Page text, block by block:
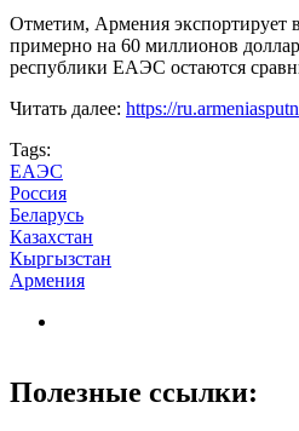
Отметим, Армения
примерно на 60 миллионов
республики ЕАЭС остаются
Читать далее: https://
Tags:
ЕАЭС
Россия
Беларусь
Казахстан
Кыргызстан
Армения
Полезные ссылки: